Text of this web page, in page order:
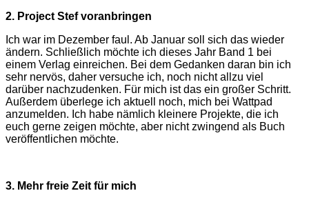
2. Project Stef voranbringen
Ich war im Dezember faul. Ab Januar soll sich das wieder
ändern. Schließlich möchte ich dieses Jahr Band 1 bei
einem Verlag einreichen. Bei dem Gedanken daran bin ich
sehr nervös, daher versuche ich, noch nicht allzu viel
darüber nachzudenken. Für mich ist das ein großer Schritt.
Außerdem überlege ich aktuell noch, mich bei Wattpad
anzumelden. Ich habe nämlich kleinere Projekte, die ich
euch gerne zeigen möchte, aber nicht zwingend als Buch
veröffentlichen möchte.
3. Mehr freie Zeit für mich